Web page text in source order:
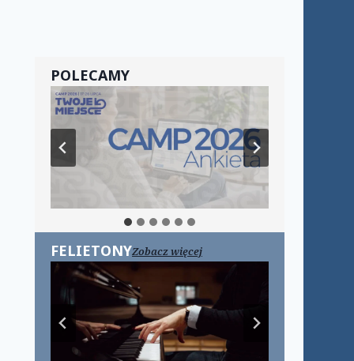
POLECAMY
FELIETONYZobacz więcej